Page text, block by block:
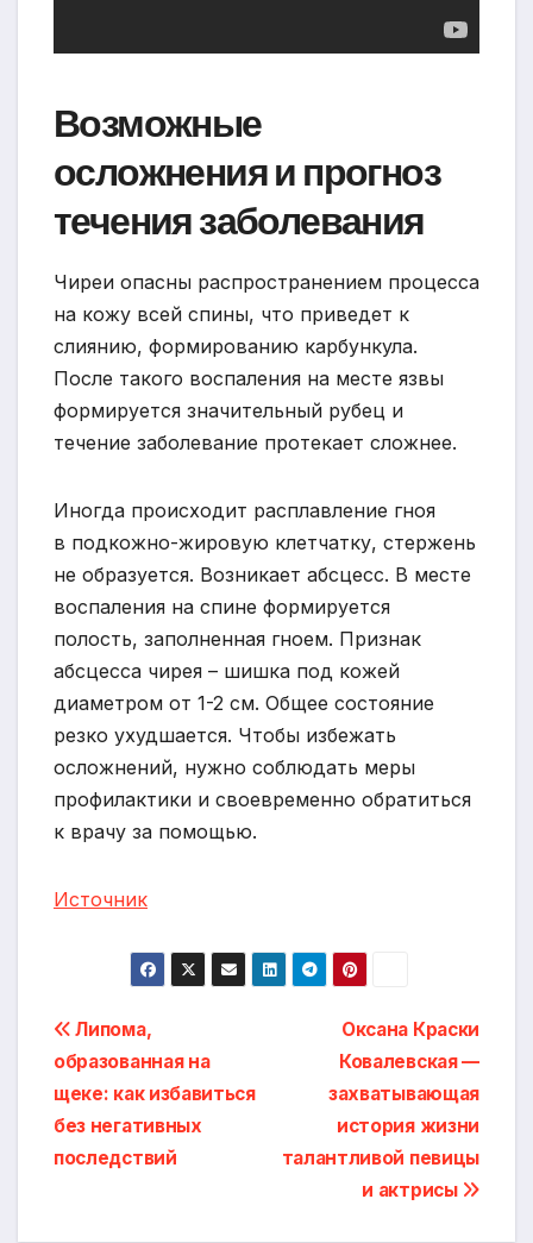
Возможные
осложнения и прогноз
течения заболевания
Чиреи опасны распространением процесса
на кожу всей спины, что приведет к
слиянию, формированию карбункула.
После такого воспаления на месте язвы
формируется значительный рубец и
течение заболевание протекает сложнее.
Иногда происходит расплавление гноя
в подкожно-жировую клетчатку, стержень
не образуется. Возникает абсцесс. В месте
воспаления на спине формируется
полость, заполненная гноем. Признак
абсцесса чирея – шишка под кожей
диаметром от 1-2 см. Общее состояние
резко ухудшается. Чтобы избежать
осложнений, нужно соблюдать меры
профилактики и своевременно обратиться
к врачу за помощью.
Источник
Навигация
по
записям
Оксана Краски
Ковалевская —
захватывающая
история жизни
талантливой певицы
и актрисы
Липома,
образованная на
щеке: как избавиться
без негативных
последствий